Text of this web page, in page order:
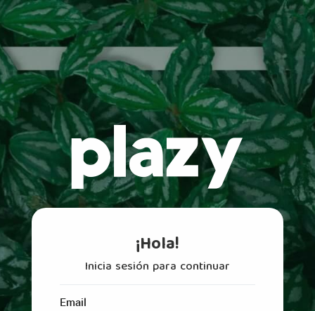
¡Hola!
Inicia sesión para continuar
Email